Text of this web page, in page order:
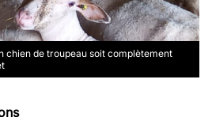
chien de troupeau soit complètement